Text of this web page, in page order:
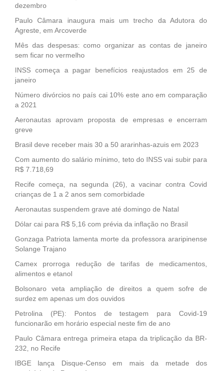
dezembro
Paulo Câmara inaugura mais um trecho da Adutora do
Agreste, em Arcoverde
Mês das despesas: como organizar as contas de janeiro
sem ficar no vermelho
INSS começa a pagar benefícios reajustados em 25 de
janeiro
Número divórcios no país cai 10% este ano em comparação
a 2021
Aeronautas aprovam proposta de empresas e encerram
greve
Brasil deve receber mais 30 a 50 ararinhas-azuis em 2023
Com aumento do salário mínimo, teto do INSS vai subir para
R$ 7.718,69
Recife começa, na segunda (26), a vacinar contra Covid
crianças de 1 a 2 anos sem comorbidade
Aeronautas suspendem grave até domingo de Natal
Dólar cai para R$ 5,16 com prévia da inflação no Brasil
Gonzaga Patriota lamenta morte da professora araripinense
Solange Trajano
Camex prorroga redução de tarifas de medicamentos,
alimentos e etanol
Bolsonaro veta ampliação de direitos a quem sofre de
surdez em apenas um dos ouvidos
Petrolina (PE): Pontos de testagem para Covid-19
funcionarão em horário especial neste fim de ano
Paulo Câmara entrega primeira etapa da triplicação da BR-
232, no Recife
IBGE lança Disque-Censo em mais da metade dos